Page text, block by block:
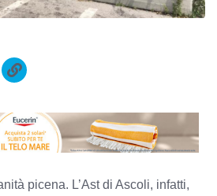
picena. L’Ast di Ascoli, infatti,